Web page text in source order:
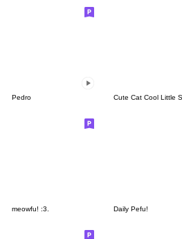
Pedro
meowfu! :3. Daily Pefu!